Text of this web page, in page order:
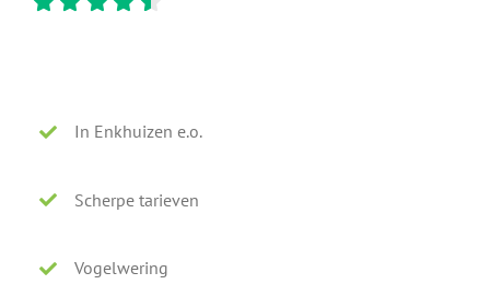
In Enkhuizen e.o.
Scherpe tarieven
Vogelwering